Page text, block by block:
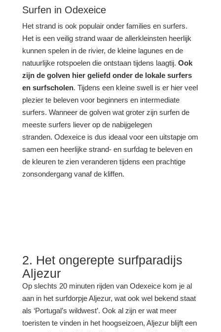
Surfen in Odexeice
Het strand is ook populair onder families en surfers.
Het is een veilig strand waar de allerkleinsten heerlijk
kunnen spelen in de rivier, de kleine lagunes en de
natuurlijke rotspoelen die ontstaan tijdens laagtij. Ook
zijn de golven hier geliefd onder de lokale surfers
en surfscholen. Tijdens een kleine swell is er hier veel
plezier te beleven voor beginners en intermediate
surfers. Wanneer de golven wat groter zijn surfen de
meeste surfers liever op de nabijgelegen
stranden. Odexeice is dus ideaal voor een uitstapje om
samen een heerlijke strand- en surfdag te beleven en
de kleuren te zien veranderen tijdens een prachtige
zonsondergang vanaf de kliffen.
2. Het ongerepte surfparadijs
Aljezur
Op slechts 20 minuten rijden van Odexeice kom je al
aan in het surfdorpje Aljezur, wat ook wel bekend staat
als ‘Portugal’s wildwest’. Ook al zijn er wat meer
toeristen te vinden in het hoogseizoen, Aljezur blijft een